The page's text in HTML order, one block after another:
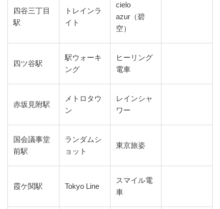
四谷三丁目
駅
トレインラ
イト
cielo
azur（碧
空）
四ツ谷駅
駅ウォーキ
ング
ヒーリング
電車
赤坂見附駅
メトロタウ
ン
レインシャ
ワー
国会議事堂
前駅
ランダムシ
ョット
東京旅姿
霞ケ関駅 Tokyo Line
スマイル電
車